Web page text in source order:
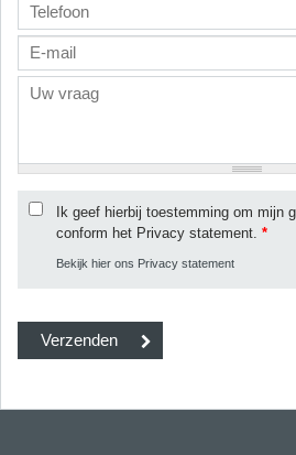
Ik geef hierbij toestemming om mijn
conform het Privacy statement. *
Bekijk hier ons Privacy statement